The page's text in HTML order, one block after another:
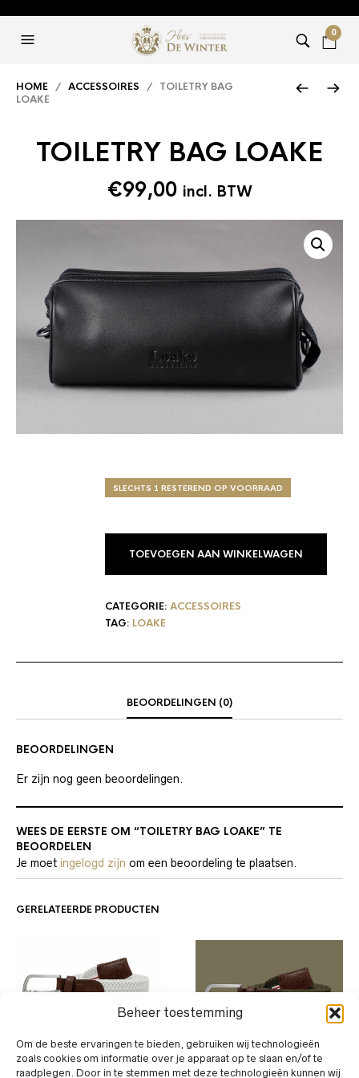
Beheer toestemming
Om de beste ervaringen te bieden, gebruiken wij technologieën
zoals cookies om informatie over je apparaat op te slaan en/of te
raadplegen. Door in te stemmen met deze technologieën kunnen wij
0
HOME / ACCESSOIRES / TOILETRY BAG
LOAKE
TOILETRY BAG LOAKE
€99,00 incl. BTW
SLECHTS 1 RESTEREND OP VOORRAAD
TOEVOEGEN AAN WINKELWAGEN
CATEGORIE: ACCESSOIRES
TAG: LOAKE
BEOORDELINGEN (0)
BEOORDELINGEN
Er zijn nog geen beoordelingen.
WEES DE EERSTE OM “TOILETRY BAG LOAKE” TE
BEOORDELEN
Je moet ingelogd zijn om een beoordeling te plaatsen.
GERELATEERDE PRODUCTEN
Dit
product
ACCESSOIRES,BELT,RIEM
La Boucle stretchable
Dit